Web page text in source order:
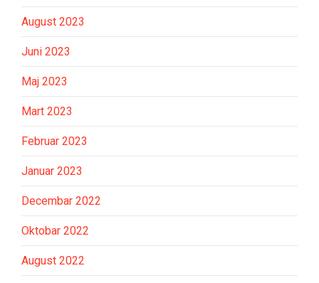
August 2023
Juni 2023
Maj 2023
Mart 2023
Februar 2023
Januar 2023
Decembar 2022
Oktobar 2022
August 2022